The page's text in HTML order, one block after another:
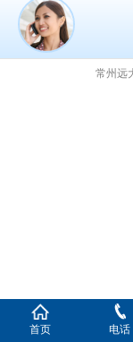
常州远
首页 电话